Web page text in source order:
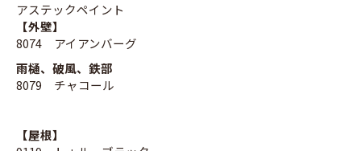
アステックペイント
【外壁】
8074 アイアンバーグ
雨樋、破風、鉄部
8079 チャコール
【屋根】